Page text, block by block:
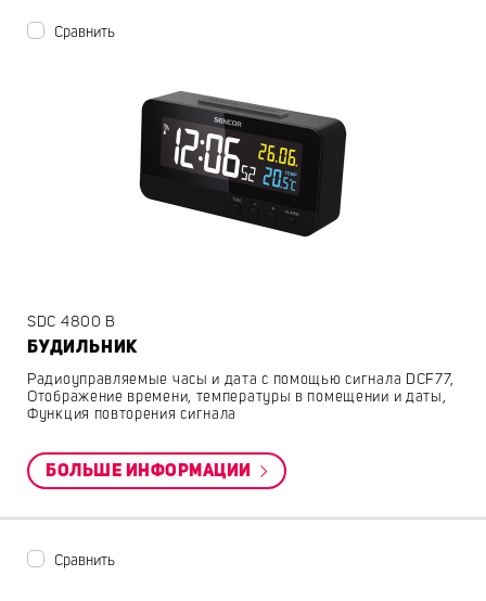
Сравнить
SDC 4800 B
БУДИЛЬНИК
Радиоуправляемые часы и дата с помощью сигнала DCF77,
Отображение времени, температуры в помещении и даты,
Функция повторения сигнала
БОЛЬШЕ ИНФОРМАЦИИ
Сравнить